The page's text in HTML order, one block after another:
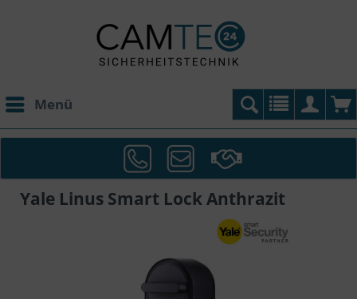
Menü
Yale Linus Smart Lock Anthrazit